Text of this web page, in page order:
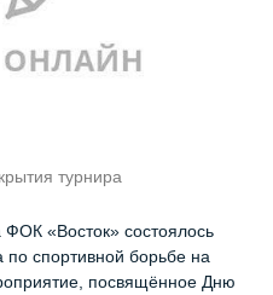
турнира
«Восток» состоялось
по спортивной борьбе на
посвящённое Дню